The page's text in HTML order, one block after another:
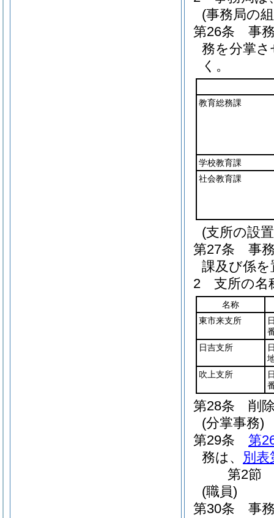
(事務局の
第26条
事
務を分掌
く。
教育総務課
学校教育課
社会教育課
(支所の設
第27条
事
課及び係を
2
支所の名
名称
東市来支所
日吉支所
吹上支所
第28条
削
(分掌事務)
第29条
第
務は、 別表
第2節
(職員)
第30条
事